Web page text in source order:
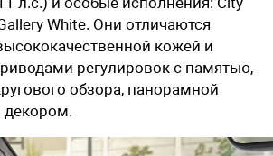
White. Они отличаются
кожей и
регулировок с памятью,
обзора, панорамной